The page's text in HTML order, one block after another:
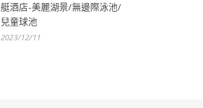
艇酒店-美麗湖景/無邊際泳池/
兒童球池
2023/12/11